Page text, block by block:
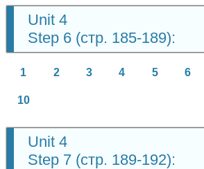
Unit 4
Step 6 (стр. 185-189):
1 2 3 4 5 6
10
Unit 4
Step 7 (стр. 189-192):